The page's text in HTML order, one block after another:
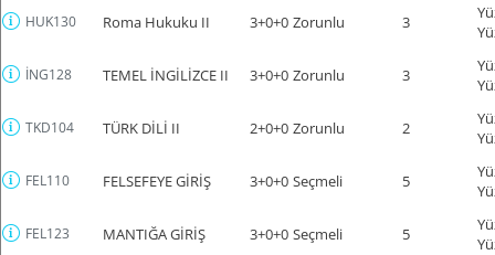
HUK130 Roma Hukuku II 3+0+0 Zorunlu 3
İNG128 TEMEL İNGİLİZCE II 3+0+0 Zorunlu 3
TKD104 TÜRK DİLİ II 2+0+0 Zorunlu 2
FEL110 FELSEFEYE GİRİŞ 3+0+0 Seçmeli 5
FEL123 MANTIĞA GİRİŞ 3+0+0 Seçmeli 5